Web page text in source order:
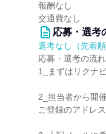
報酬なし
交通費なし
応募・選考
選考なし（先着
応募・選考の流れ
1_まずはリクナ
2_担当者から開
ご登録のアドレ